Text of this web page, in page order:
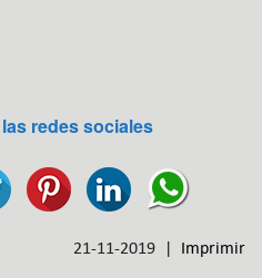
redes sociales
21-11-2019 | Imprimir